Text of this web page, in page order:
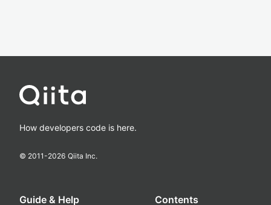
How developers code is here.
© 2011-2026 Qiita Inc.
Guide & Help Contents